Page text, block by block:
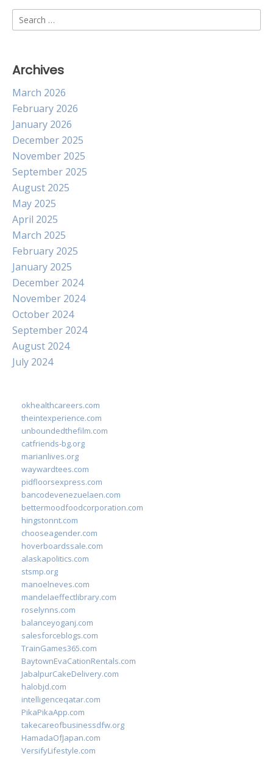
Search
for:
Archives
March 2026
February 2026
January 2026
December 2025
November 2025
September 2025
August 2025
May 2025
April 2025
March 2025
February 2025
January 2025
December 2024
November 2024
October 2024
September 2024
August 2024
July 2024
okhealthcareers.com
theintexperience.com
unboundedthefilm.com
catfriends-bg.org
marianlives.org
waywardtees.com
pidfloorsexpress.com
bancodevenezuelaen.com
bettermoodfoodcorporation.com
hingstonnt.com
chooseagender.com
hoverboardssale.com
alaskapolitics.com
stsmp.org
manoelneves.com
mandelaeffectlibrary.com
roselynns.com
balanceyoganj.com
salesforceblogs.com
TrainGames365.com
BaytownEvaCationRentals.com
JabalpurCakeDelivery.com
halobjd.com
intelligenceqatar.com
PikaPikaApp.com
takecareofbusinessdfw.org
HamadaOfJapan.com
VersifyLifestyle.com